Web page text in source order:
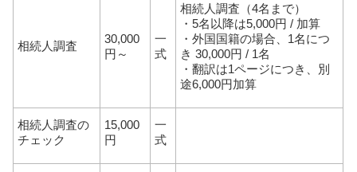
相続人調査
30,000
円～
一
式
相続人調査（4名まで）
・5名以降は5,000円 / 加算
・外国国籍の場合、1名につ
き 30,000円 / 1名
・翻訳は1ページにつき、別
途6,000円加算
相続人調査の
チェック
15,000
円
一
式